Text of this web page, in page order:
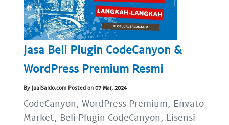
Jasa Beli Plugin CodeCanyon &
WordPress Premium Resmi
By JualSaldo.com Posted on 07 Mar, 2024
CodeCanyon, WordPress Premium, Envato
Market, Beli Plugin CodeCanyon, Lisensi